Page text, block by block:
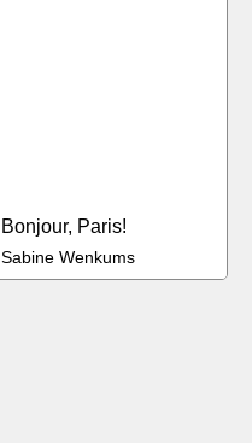
Bonjour, Paris!
Sabine Wenkums